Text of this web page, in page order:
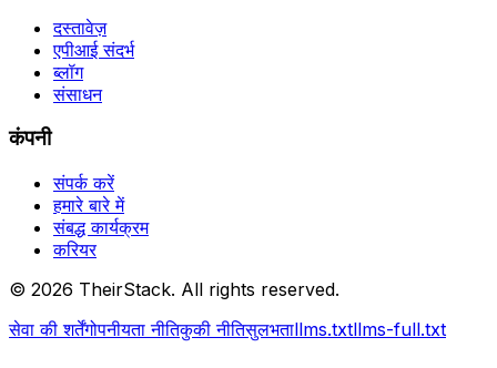
दस्तावेज़
एपीआई संदर्भ
ब्लॉग
संसाधन
कंपनी
संपर्क करें
हमारे बारे में
संबद्ध कार्यक्रम
करियर
© 2026 TheirStack. All rights reserved.
सेवा की शर्तेंगोपनीयता नीतिकुकी नीतिसुलभताllms.txtllms-full.txt